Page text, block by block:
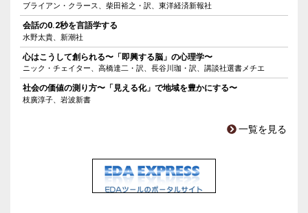
ブライアン・クラース、柴田裕之・訳、東洋経済新報社
会話の0.2秒を言語学する
水野太貴、新潮社
心はこうして創られる〜「即興する脳」の心理学〜
ニック・チェイター、高橋達二・訳、長谷川珈・訳、講談社選書メチエ
社会の価値の測り方〜「見える化」で地域を豊かにする〜
枝廣淳子、岩波新書
一覧を見る